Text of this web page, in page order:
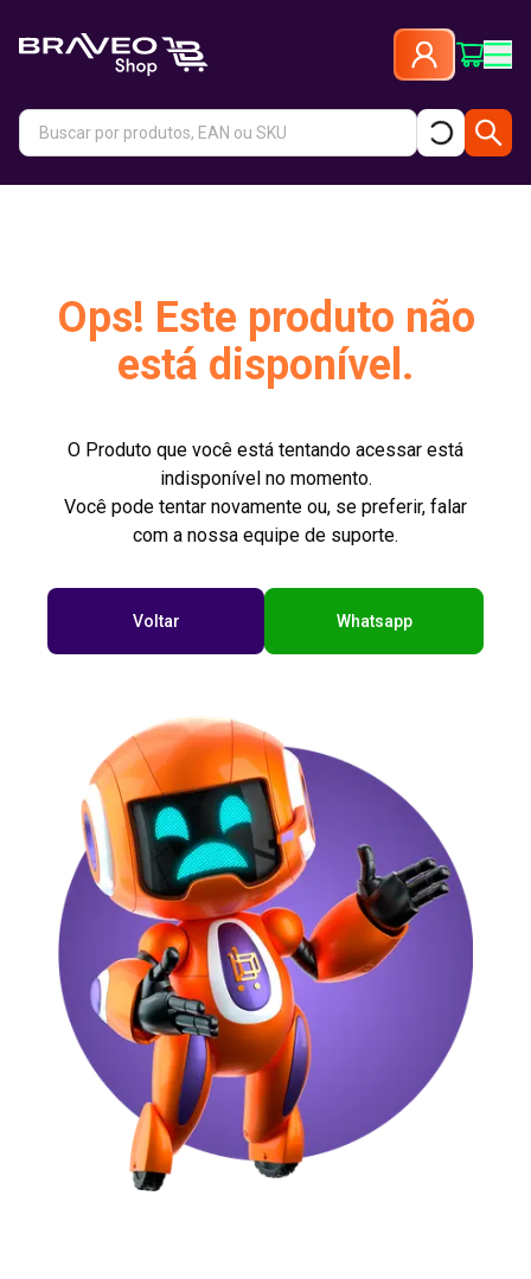
Ops! Este produto não
está disponível.
O Produto que você está tentando acessar está
indisponível no momento.
Você pode tentar novamente ou, se preferir, falar
com a nossa equipe de suporte.
Voltar Whatsapp